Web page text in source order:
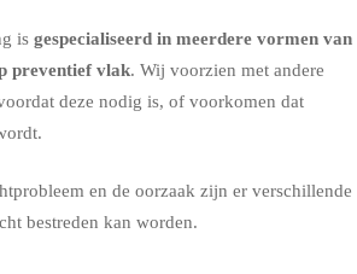
is gespecialiseerd in meerdere vormen van
preventief vlak. Wij voorzien met andere
deze nodig is, of voorkomen dat
en de oorzaak zijn er verschillende
bestreden kan worden.